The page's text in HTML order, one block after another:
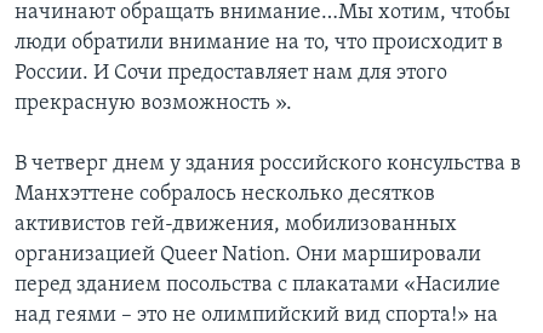
начинают обращать внимание…Мы хотим, чтобы
люди обратили внимание на то, что происходит в
России. И Сочи предоставляет нам для этого
прекрасную возможность ».
В четверг днем у здания российского консульства в
Манхэттене собралось несколько десятков
активистов гей-движения, мобилизованных
организацией Queer Nation. Они маршировали
перед зданием посольства с плакатами «Насилие
над геями – это не олимпийский вид спорта!» на